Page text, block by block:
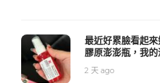
最近好累臉看起
膠原澎澎瓶，我
2 天 ago